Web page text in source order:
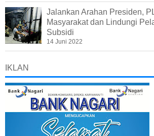
Jalankan Arahan Presiden,
Masyarakat dan Lindungi
Subsidi
14 Juni 2022
IKLAN